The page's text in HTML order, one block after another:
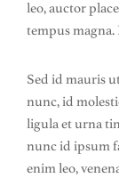
leo, auctor
tempus magna.
Sed id mauris
nunc, id
ligula et urna
nunc id ipsum
enim leo,